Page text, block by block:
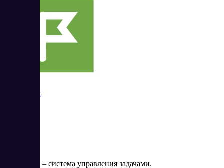
ПланФикс
ПланФикс – система управления задачами.